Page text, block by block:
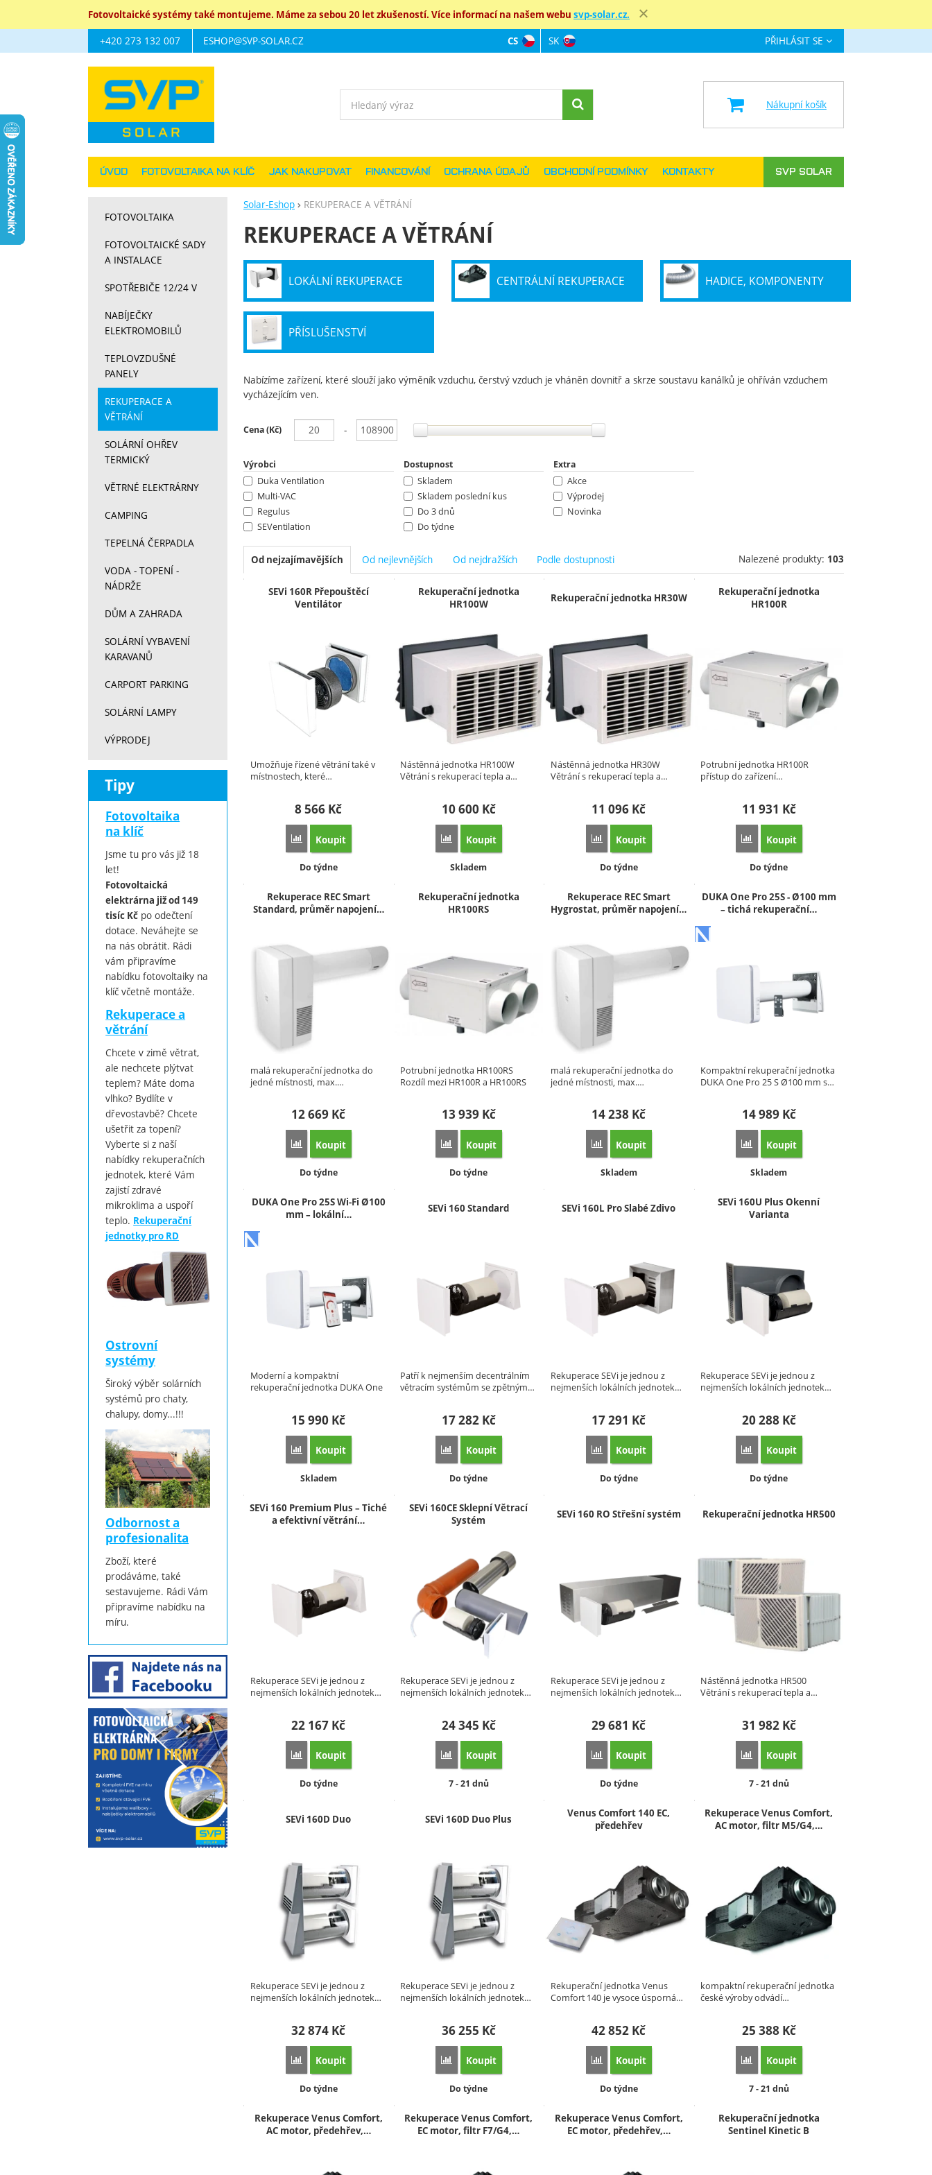
Fotovoltaické systémy také montujeme. Máme za sebou 20 let zkušeností. Více informací na našem webu svp-solar.cz.
Solar-Eshop REKUPERACE A VĚTRÁNÍ
REKUPERACE A VĚTRÁNÍ
LOKÁLNÍ REKUPERACE CENTRÁLNÍ REKUPERACE HADICE, KOMPONENTY
PŘÍSLUŠENSTVÍ
Nabízíme zařízení, které slouží jako výměník vzduchu, čerstvý vzduch je vháněn dovnitř a skrze soustavu kanálků je ohříván vzduchem
vycházejícím ven.
Zobrazit více
Filtrování podle parametrů
Cena (Kč) -
Výrobci
Duka Ventilation
Multi-VAC
Regulus
SEVentilation
SORKE
Dostupnost
Skladem
Skladem poslední kus
Do 3 dnů
Do týdne
7 - 21 dnů
Na dotaz
Extra
Akce
Výprodej
Novinka
Od nejzajímavějších Od nejlevnějších Od nejdražších Podle dostupnosti Nalezené produkty: 103
Produkty
SEVi 160R Přepouštěcí
Ventilátor
Umožňuje řízené větrání také v
místnostech, které…
8 566 Kč
Přidat 'SEVi 160R Přepouštěcí Ventilátor' k porovnání
Koupit
Dostupnost:
Do týdne
Rekuperační jednotka
HR100W
Nástěnná jednotka HR100W
Větrání s rekuperací tepla a…
10 600 Kč
Přidat 'Rekuperační jednotka HR100W' k porovnání
Koupit
Dostupnost:
Skladem
Rekuperační jednotka HR30W
Nástěnná jednotka HR30W
Větrání s rekuperací tepla a…
11 096 Kč
Přidat 'Rekuperační jednotka HR30W' k porovnání
Koupit
Dostupnost:
Do týdne
Rekuperační jednotka
HR100R
Potrubní jednotka HR100R
přístup do zařízení…
11 931 Kč
Přidat 'Rekuperační jednotka HR100R' k
Koupit
Dostupnost:
Do týdne
Rekuperace REC Smart
Standard, průměr napojení…
malá rekuperační jednotka do
jedné místnosti, max.…
12 669 Kč
Přidat 'Rekuperace REC Smart Standard, průměr napojení 100mm' k porovnání
Koupit
Dostupnost:
Do týdne
Rekuperační jednotka
HR100RS
Potrubní jednotka HR100RS
Rozdíl mezi HR100R a HR100RS
13 939 Kč
Přidat 'Rekuperační jednotka HR100RS' k porovnání
Koupit
Dostupnost:
Do týdne
Rekuperace REC Smart
Hygrostat, průměr napojení…
malá rekuperační jednotka do
jedné místnosti, max.…
14 238 Kč
Přidat 'Rekuperace REC Smart Hygrostat, průměr napojení 100mm' k porovnání
Koupit
Dostupnost:
Skladem
DUKA One Pro 25S - Ø100 mm
– tichá rekuperační…
Kompaktní rekuperační jednotka
DUKA One Pro 25 S Ø100 mm s…
14 989 Kč
Přidat 'DUKA One Pro 25S - Ø100 mm –
Koupit
Dostupnost:
Skladem
DUKA One Pro 25S Wi‑Fi Ø100
mm – lokální…
Moderní a kompaktní
rekuperační jednotka DUKA One
15 990 Kč
Přidat 'DUKA One Pro 25S Wi‑Fi Ø100 mm – lokální rekuperační větrání s tichým provozem' k porovnání
Koupit
Dostupnost:
Skladem
SEVi 160 Standard
Patří k nejmenším decentrálním
větracím systémům se zpětným…
17 282 Kč
Přidat 'SEVi 160 Standard' k porovnání
Koupit
Dostupnost:
Do týdne
SEVi 160L Pro Slabé Zdivo
Rekuperace SEVi je jednou z
nejmenších lokálních jednotek…
17 291 Kč
Přidat 'SEVi 160L Pro Slabé Zdivo' k porovnání
Koupit
Dostupnost:
Do týdne
SEVi 160U Plus Okenní
Varianta
Rekuperace SEVi je jednou z
nejmenších lokálních jednotek…
20 288 Kč
Přidat 'SEVi 160U Plus Okenní Varianta' k
Koupit
Dostupnost:
Do týdne
SEVi 160 Premium Plus – Tiché
a efektivní větrání…
Rekuperace SEVi je jednou z
nejmenších lokálních jednotek…
22 167 Kč
Přidat 'SEVi 160 Premium Plus – Tiché a efektivní větrání s rekuperací tepla' k porovnání
Koupit
Dostupnost:
Do týdne
SEVi 160CE Sklepní Větrací
Systém
Rekuperace SEVi je jednou z
nejmenších lokálních jednotek…
24 345 Kč
Přidat 'SEVi 160CE Sklepní Větrací Systém' k porovnání
Koupit
Dostupnost:
7 - 21 dnů
SEVi 160 RO Střešní systém
Rekuperace SEVi je jednou z
nejmenších lokálních jednotek…
29 681 Kč
Přidat 'SEVi 160 RO Střešní systém' k porovnání
Koupit
Dostupnost:
Do týdne
Rekuperační jednotka HR500
Nástěnná jednotka HR500
Větrání s rekuperací tepla a…
31 982 Kč
Přidat 'Rekuperační jednotka HR500' k
Koupit
Dostupnost:
7 - 21 dnů
SEVi 160D Duo
Rekuperace SEVi je jednou z
nejmenších lokálních jednotek…
32 874 Kč
Přidat 'SEVi 160D Duo' k porovnání
Koupit
Dostupnost:
Do týdne
SEVi 160D Duo Plus
Rekuperace SEVi je jednou z
nejmenších lokálních jednotek…
36 255 Kč
Přidat 'SEVi 160D Duo Plus' k porovnání
Koupit
Dostupnost:
Do týdne
Venus Comfort 140 EC,
předehřev
Rekuperační jednotka Venus
Comfort 140 je vysoce úsporná…
42 852 Kč
Přidat 'Venus Comfort 140 EC, předehřev' k porovnání
Koupit
Dostupnost:
Do týdne
Rekuperace Venus Comfort,
AC motor, filtr M5/G4,…
kompaktní rekuperační jednotka
české výroby odvádí…
25 388 Kč
Přidat 'Rekuperace Venus Comfort, AC
Koupit
Dostupnost:
7 - 21 dnů
Rekuperace Venus Comfort,
AC motor, předehřev,…
Rekuperace Venus Comfort,
EC motor, filtr F7/G4,…
Rekuperace Venus Comfort,
EC motor, předehřev,…
Rekuperační jednotka
Sentinel Kinetic B
FOTOVOLTAIKA
FOTOVOLTAICKÉ SADY
A INSTALACE
SPOTŘEBIČE 12/24 V
NABÍJEČKY
ELEKTROMOBILŮ
TEPLOVZDUŠNÉ
PANELY
REKUPERACE A
VĚTRÁNÍ
SOLÁRNÍ OHŘEV
TERMICKÝ
VĚTRNÉ ELEKTRÁRNY
CAMPING
TEPELNÁ ČERPADLA
VODA - TOPENÍ -
NÁDRŽE
DŮM A ZAHRADA
SOLÁRNÍ VYBAVENÍ
KARAVANŮ
CARPORT PARKING
SOLÁRNÍ LAMPY
VÝPRODEJ
Tipy
Fotovoltaika
na klíč
Jsme tu pro vás již 18
let!
Fotovoltaická
elektrárna již od 149
tisíc Kč po odečtení
dotace. Neváhejte se
na nás obrátit. Rádi
vám připravíme
nabídku fotovoltaiky na
klíč včetně montáže.
Rekuperace a
větrání
Chcete v zimě větrat,
ale nechcete plýtvat
teplem? Máte doma
vlhko? Bydlíte v
dřevostavbě? Chcete
ušetřit za topení?
Vyberte si z naší
nabídky rekuperačních
jednotek, které Vám
zajistí zdravé
mikroklima a uspoří
teplo. Rekuperační
jednotky pro RD
Ostrovní
systémy
Široký výběr solárních
systémů pro chaty,
chalupy, domy...!!!
Odbornost a
profesionalita
Zboží, které
prodáváme, také
sestavujeme. Rádi Vám
připravíme nabídku na
míru.
Navigace
+420 273 132 007 ESHOP@SVP-SOLAR.CZ
ÚVOD FOTOVOLTAIKA NA KLÍČ JAK NAKUPOVAT FINANCOVÁNÍ OCHRANA ÚDAJŮ OBCHODNÍ PODMÍNKY KONTAKTY SVP SOLAR
Jazyková verze
CS SK PŘIHLÁSIT SE
Vyhledávání Nákupní košík